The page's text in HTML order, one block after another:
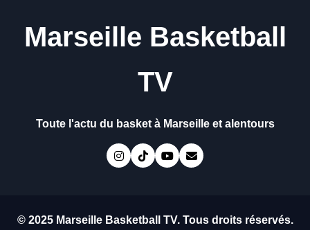
Marseille Basketball
TV
Toute l'actu du basket à Marseille et alentours
© 2025 Marseille Basketball TV. Tous droits réservés.